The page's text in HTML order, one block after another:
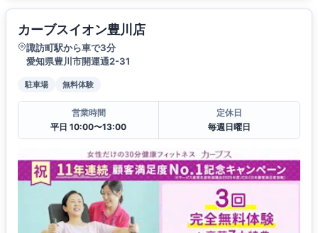
カーブスイオン豊川店
諏訪町駅から車で3分
愛知県豊川市開運通2-31
駐車場 無料体験
営業時間
平日 10:00〜13:00
定休日
毎週日曜日